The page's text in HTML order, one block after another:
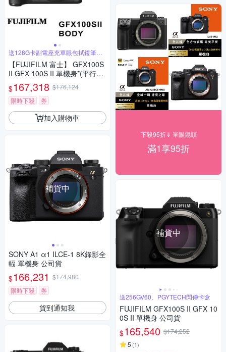
送128G卡副電座充單眼包拭鏡筆背
帶
【FUJIFILM 富士】 GFX100S
II GFX 100S II 單機身*(平行輸
入)
$167,318 $176,124
限時下殺
券
加入購物車
補貨中
SONY A1 α1 ILCE-1 8K錄影全
幅 單機身 公司貨
$166,231 $174,980
限時下殺
券
貨到通知我
下殺95折⇓ 單眼鏡頭
滿1享95折
補貨中
送256GV60、PGYTECH閃傳卡盒
FUJIFILM GFX100S II GFX 10
0S II 單機身 公司貨
$165,540 $174,252
5 (1)